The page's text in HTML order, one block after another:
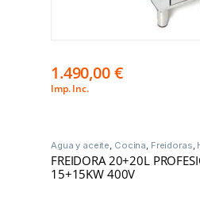
1.490,00€
Imp. Inc.
Agua y aceite Cocina Freidoras
FREIDORA 20+20L
15+15KW 400V